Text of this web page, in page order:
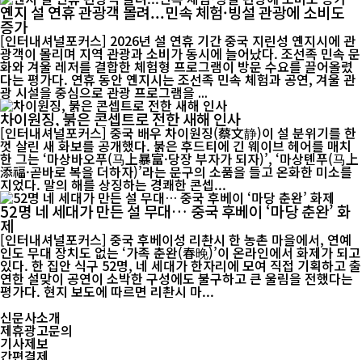
옌지 설 연휴 관광객 몰려...민속 체험·빙설 관광에 소비도
증가
[인터내셔널포커스] 2026년 설 연휴 기간 중국 지린성 옌지시에 관
광객이 몰리며 지역 관광과 소비가 동시에 늘어났다. 조선족 민속 문
화와 겨울 레저를 결합한 체험형 프로그램이 방문 수요를 끌어올렸
다는 평가다. 연휴 동안 옌지시는 조선족 민속 체험과 공연, 겨울 관
광 시설을 중심으로 관광 프로그램을 ...
차이원징, 붉은 콘셉트로 전한 새해 인사
[인터내셔널포커스] 중국 배우 차이원징(蔡文静)이 설 분위기를 한
껏 살린 새 화보를 공개했다. 붉은 후드티에 긴 웨이브 헤어를 매치
한 그는 ‘마상바오푸(马上暴富·당장 부자가 되자)’, ‘마상톈푸(马上
添福·곧바로 복을 더하자)’라는 문구의 소품을 들고 온화한 미소를
지었다. 말의 해를 상징하는 경쾌한 콘셉...
52명 네 세대가 만든 설 무대… 중국 후베이 ‘마당 춘완’ 화
제
[인터내셔널포커스] 중국 후베이성 리촨시 한 농촌 마을에서, 연예
인도 무대 장치도 없는 ‘가족 춘완(春晚)’이 온라인에서 화제가 되고
있다. 한 집안 식구 52명, 네 세대가 한자리에 모여 직접 기획하고 출
연한 설맞이 공연이 소박한 구성에도 불구하고 큰 울림을 전했다는
평가다. 현지 보도에 따르면 리촨시 마...
신문사소개
제휴광고문의
기사제보